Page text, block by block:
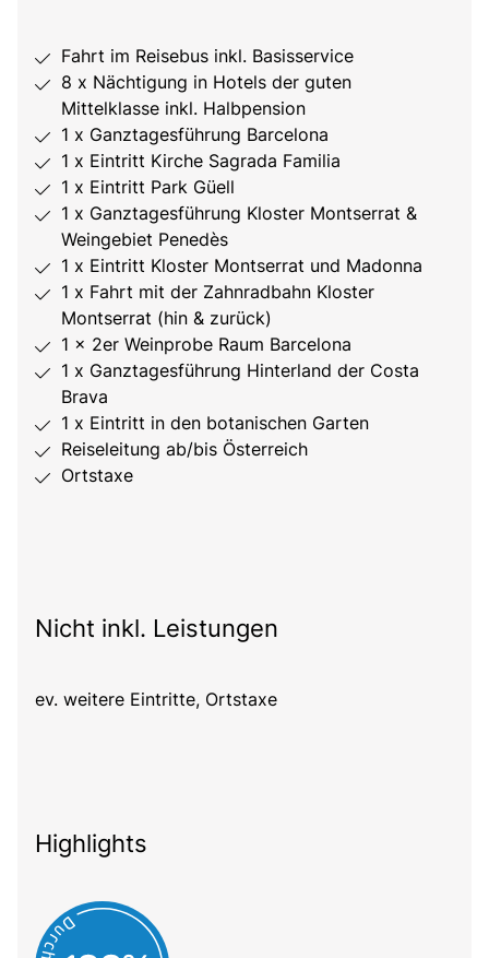
Fahrt im Reisebus inkl. Basisservice
8 x Nächtigung in Hotels der guten
Mittelklasse inkl. Halbpension
1 x Ganztagesführung Barcelona
1 x Eintritt Kirche Sagrada Familia
1 x Eintritt Park Güell
1 x Ganztagesführung Kloster Montserrat &
Weingebiet Penedès
1 x Eintritt Kloster Montserrat und Madonna
1 x Fahrt mit der Zahnradbahn Kloster
Montserrat (hin & zurück)
1 x 2er Weinprobe Raum Barcelona
1 x Ganztagesführung Hinterland der Costa
Brava
1 x Eintritt in den botanischen Garten
Reiseleitung ab/bis Österreich
Ortstaxe
Nicht inkl. Leistungen
ev. weitere Eintritte, Ortstaxe
Highlights